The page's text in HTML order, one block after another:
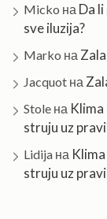
Micko на Da
sve iluzija?
Marko на
Jacquot на
Stole на
struju uz
Lidija на
struju uz